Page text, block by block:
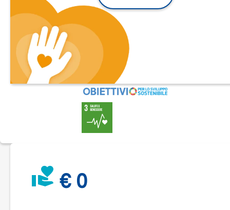
Grazie di cuore per ogni gesto, piccolo o grande, che ci
aiuterà a costruire un futuro più giusto, aperto e
accogliente.
€ 0